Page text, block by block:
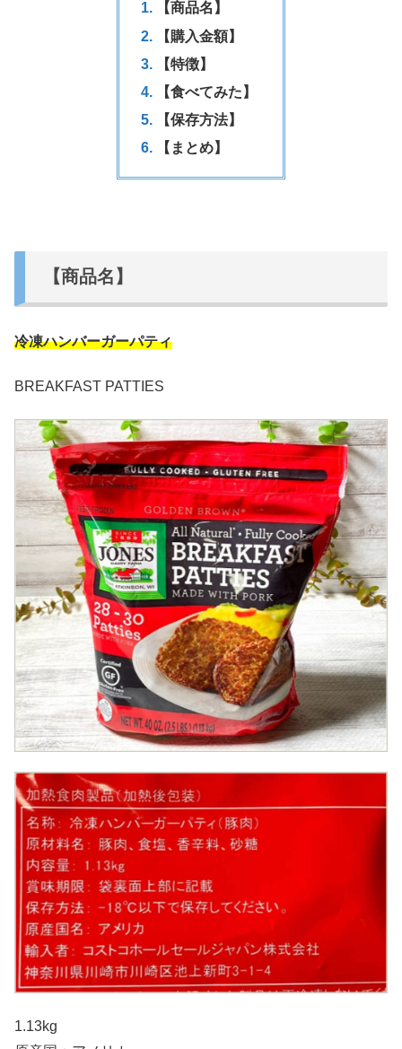
【商品名】
【購入金額】
【特徴】
【食べてみた】
【保存方法】
【まとめ】
【商品名】
冷凍ハンバーガーパティ
BREAKFAST PATTIES
1.13kg